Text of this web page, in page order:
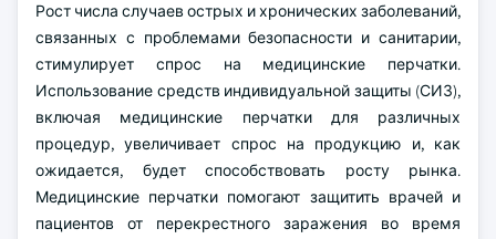
Рост числа случаев острых и хронических заболеваний,
связанных с проблемами безопасности и санитарии,
стимулирует спрос на медицинские перчатки.
Использование средств индивидуальной защиты (СИЗ),
включая медицинские перчатки для различных
процедур, увеличивает спрос на продукцию и, как
ожидается, будет способствовать росту рынка.
Медицинские перчатки помогают защитить врачей и
пациентов от перекрестного заражения во время